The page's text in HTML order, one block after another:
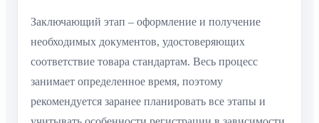
Заключающий этап – оформление и получение
необходимых документов, удостоверяющих
соответствие товара стандартам. Весь процесс
занимает определенное время, поэтому
рекомендуется заранее планировать все этапы и